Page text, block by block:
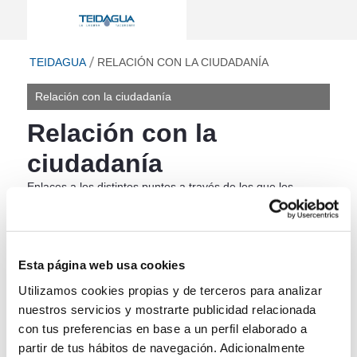
Esta página web usa cookies
Utilizamos cookies propias y de terceros para analizar
nuestros servicios y mostrarte publicidad relacionada
con tus preferencias en base a un perfil elaborado a
partir de tus hábitos de navegación. Adicionalmente
Relación con la ciudadanía - Teidagua
TEIDAGUA RELACIÓN CON LA CIUDADANÍA
Relación con la ciudadanía
Relación con la
ciudadanía
Enlaces a los distintos puntos a través de los que los
ciudadanos puede entrar en relación con la Sociedad, tanto
para la obtención de información como para la realización
Código ético
Canal ético (canal de denuncias)
Políticas de calidad
Servicios Prestados
Gestiones